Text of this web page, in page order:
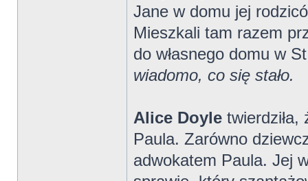
Jane w domu jej
Mieszkali tam razem
do własnego domu w
wiadomo, co się stało.
Alice Doyle
Paula. Zarówno
adwokatem Paula. Jej